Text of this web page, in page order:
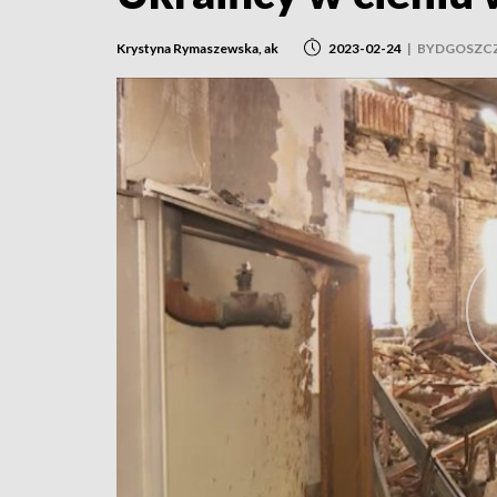
Krystyna Rymaszewska, ak 2023-02-24 |